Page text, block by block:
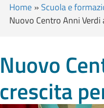
Home » Scuola e
Nuovo Centro Anni
Nuovo
crescita